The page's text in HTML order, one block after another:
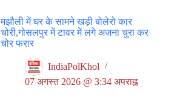
मझौली में घर के सामने खड़ी बोलेरो कार
चोरी,गोसलपुर में टावर में लगे अजना चुरा कर
चोर फरार
IndiaPolKhol
07 अगस्त 2026 @ 3:34 अपराह्न